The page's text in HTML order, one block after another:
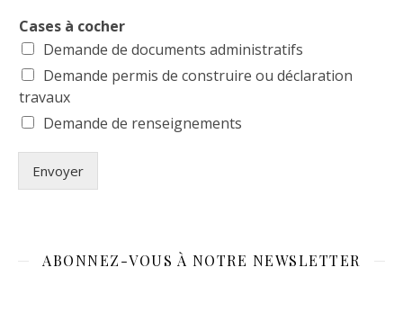
Cases à cocher
Demande de documents administratifs
Demande permis de construire ou déclaration
travaux
Demande de renseignements
Envoyer
ABONNEZ-VOUS À NOTRE NEWSLETTER